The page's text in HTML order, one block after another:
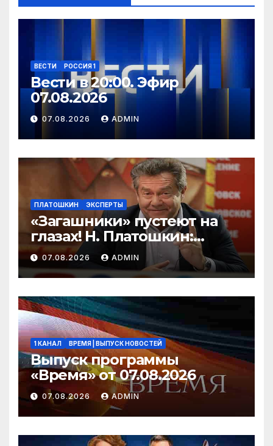
ВЕСТИ РОССИЯ 1
Вести в 20:00. Эфир
07.08.2026
07.08.2026 ADMIN
ПЛАТОШКИН ЭКСПЕРТЫ
«Загашники» пустеют на
глазах! Н. Платошкин:
посмотрите, что власть
скрывает за красивыми
отчётами!
07.08.2026 ADMIN
1 КАНАЛ ВРЕМЯ | ВЫПУСК НОВОСТЕЙ
Выпуск программы
«Время» от 07.08.2026
07.08.2026 ADMIN